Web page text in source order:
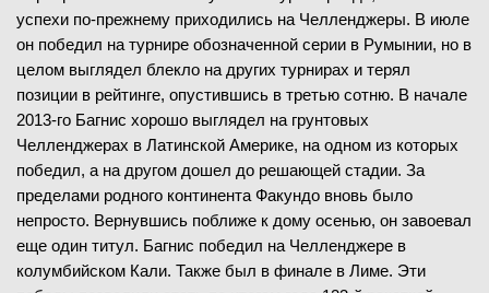
успехи по-прежнему приходились на Челленджеры. В июле
он победил на турнире обозначенной серии в Румынии, но в
целом выглядел блекло на других турнирах и терял
позиции в рейтинге, опустившись в третью сотню. В начале
2013-го Багнис хорошо выглядел на грунтовых
Челленджерах в Латинской Америке, на одном из которых
победил, а на другом дошел до решающей стадии. За
пределами родного континента Факундо вновь было
непросто. Вернувшись поближе к дому осенью, он завоевал
еще один титул. Багнис победил на Челленджере в
колумбийском Кали. Также был в финале в Лиме. Эти